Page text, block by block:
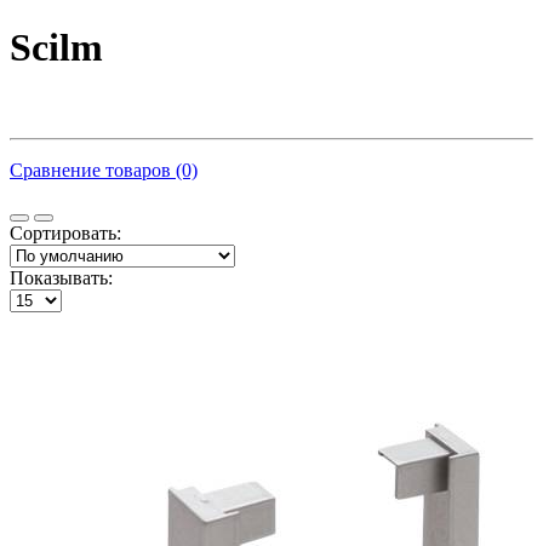
Scilm
Сравнение товаров (0)
Сортировать:
Показывать: